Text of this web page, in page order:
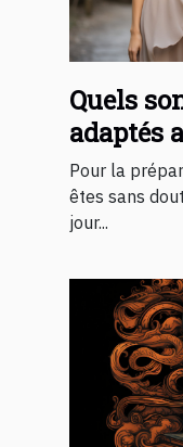
Quels
adaptés
Pour la
êtes sans
jour...